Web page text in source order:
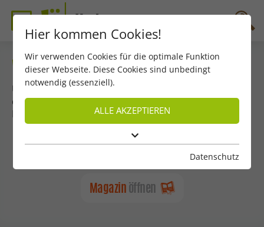
Wie lautet das Geheimwort?
Um das ganze Magazin anzuschauen, brauchst du
das Geheimwort.
Du findest es auf Seite 3 in deinem JÖ.
Magazin öffnen
Hier kommen Cookies!
Wir verwenden Cookies für die optimale Funktion
dieser Webseite. Diese Cookies sind unbedingt
notwendig (essenziell).
ALLE AKZEPTIEREN
Datenschutz